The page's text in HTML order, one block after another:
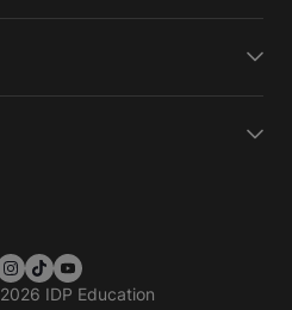
2026 IDP Education